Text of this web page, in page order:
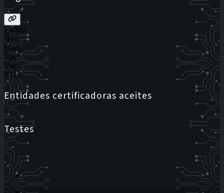
Estado
Host
Flags
Tag
Valor
TTL
Entidades certificadoras aceites
Testes